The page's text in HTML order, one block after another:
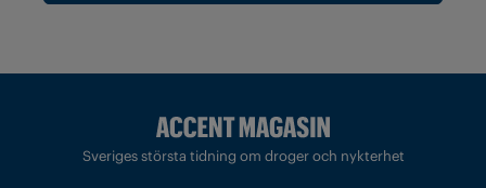
Sveriges största tidning om droger och nykterhet